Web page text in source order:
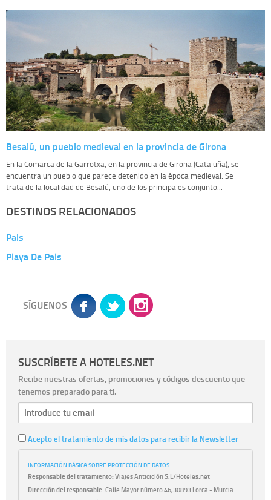
Besalú, un pueblo medieval en la provincia de Girona
En la Comarca de la Garrotxa, en la provincia de Girona (Cataluña), se
encuentra un pueblo que parece detenido en la época medieval. Se
trata de la localidad de Besalú, uno de los principales conjunto...
DESTINOS RELACIONADOS
Pals
Playa De Pals
SÍGUENOS
SUSCRÍBETE A HOTELES.NET
Recibe nuestras ofertas, promociones y códigos descuento que
tenemos preparado para ti.
Acepto el tratamiento de mis datos para recibir la Newsletter
INFORMACIÓN BÁSICA SOBRE PROTECCIÓN DE DATOS
Responsable del tratamiento:Viajes Anticiclón S.L/Hoteles.net
Dirección del responsable:Calle Mayor número 46,30893 Lorca - Murcia